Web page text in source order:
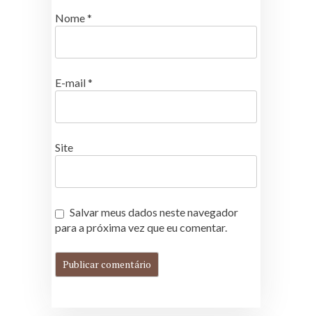
Nome*
E-mail*
Site
Salvar meus dados neste navegador
para a próxima vez que eu comentar.